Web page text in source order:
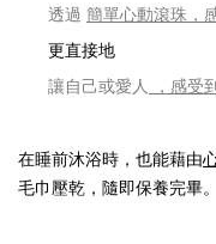
透過 簡單心動滾珠，
更直接地
讓自己或愛人
，感受
在睡前沐浴時，也能藉由
毛巾壓乾，隨即保養完畢。